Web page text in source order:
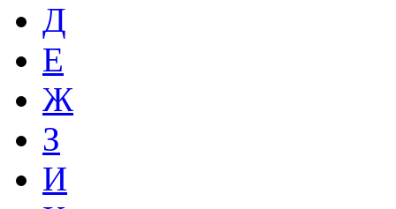
Д
Е
Ж
З
И